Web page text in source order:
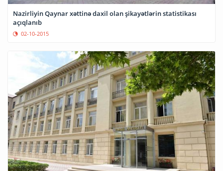
Nazirliyin Qaynar xəttinə daxil olan şikayətlərin statistikası
açıqlanıb
02-10-2015